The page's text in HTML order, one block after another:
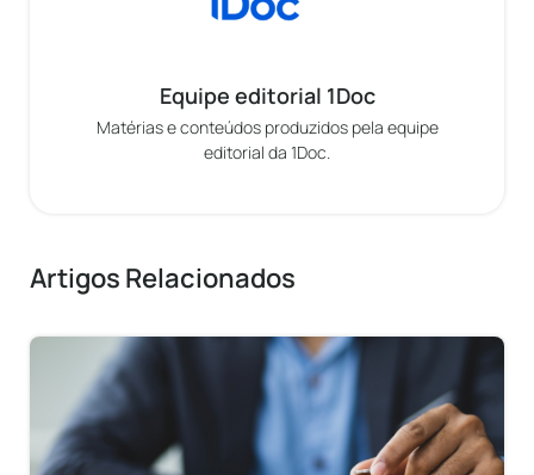
Equipe editorial 1Doc
Matérias e conteúdos produzidos pela equipe
editorial da 1Doc.
Artigos Relacionados